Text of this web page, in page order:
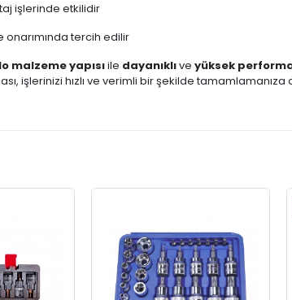
işlerinde etkilidir
onarımında tercih edilir
malzeme yapısıile dayanıklıve yüksek
işlerinizi hızlı ve verimli bir şekilde tamamlamanıza